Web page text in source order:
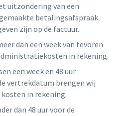
uitzondering van een
betalingsafspraak.
zijn op de factuur.
dan een week van tevoren
in rekening.
een week en 48 uur
vertrekdatum brengen wij
in rekening.
dan 48 uur voor de